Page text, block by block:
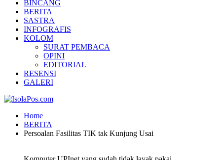
BINCANG
BERITA
SASTRA
INFOGRAFIS
KOLOM
SURAT PEMBACA
OPINI
EDITORIAL
RESENSI
GALERI
Home
BERITA
Persoalan Fasilitas TIK tak Kunjung Usai